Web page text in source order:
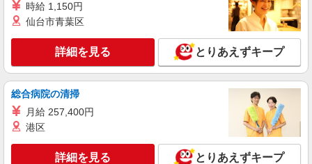
時給 1,150円
仙台市青葉区
詳細を見る とりあえずキープ
総合病院の清掃
月給 257,400円
港区
詳細を見る とりあえずキープ